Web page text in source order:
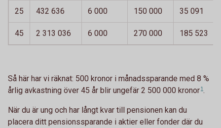
25 432 636 6 000 150 000 35 091
45 2 313 036 6 000 270 000 185 523
Så här har vi räknat: 500 kronor i månadssparande med 8 %
årlig avkastning över 45 år blir ungefär 2 500 000 kronor 1 .
När du är ung och har långt kvar till pensionen kan du
placera ditt pensionssparande i aktier eller fonder där du